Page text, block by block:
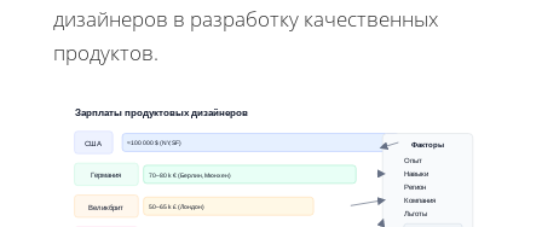
дизайнеров в разработку качественных
продуктов.
Зарплаты продуктовых дизайнеров
США ≈100 000 $ (NY, SF)
Германия 70–80 k € (Берлин, Мюнхен)
Великбрит 50–65 k £ (Лондон)
Факторы
Опыт
Навыки
Регион
Компания
Льготы